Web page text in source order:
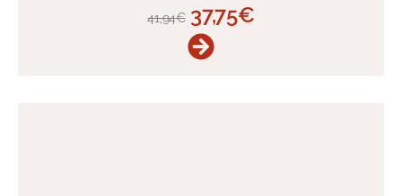
41,94€ 37,75€